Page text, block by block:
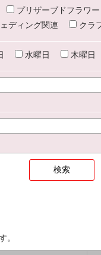
プリザーブドフラワー
ディング関連 クラ
水曜日 木曜日
。